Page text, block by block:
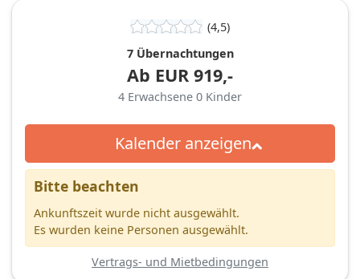
(4,5)
7 Übernachtungen
Ab EUR 919,-
4 Erwachsene 0 Kinder
Kalender anzeigen
Bitte beachten
Ankunftszeit wurde nicht ausgewählt.
Es wurden keine Personen ausgewählt.
Vertrags- und Mietbedingungen